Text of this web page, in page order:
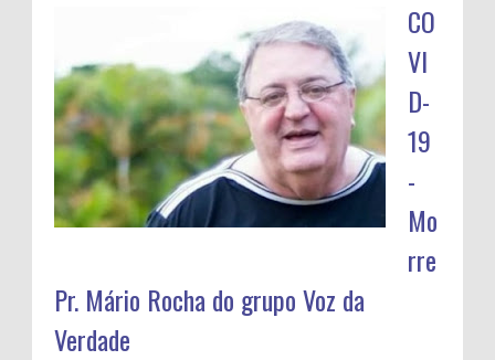
CO
VI
D-
19
-
Mo
rre
Pr. Mário Rocha do grupo Voz da
Verdade